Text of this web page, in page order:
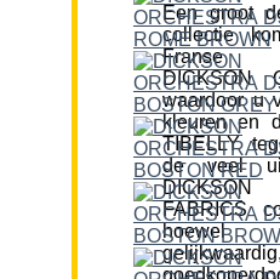
Een groot
collectie
Franse
DICKSON
waardoor u
kleuren en
TIBELLY
de veel
FABRICS
hoewel
gelijkwaardig,